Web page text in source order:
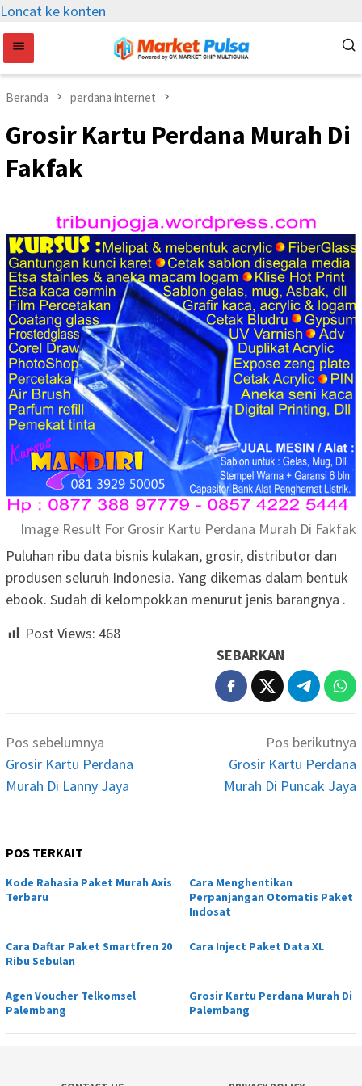
Loncat ke konten
Beranda perdana internet
Grosir Kartu Perdana Murah Di
Fakfak
Image Result For Grosir Kartu Perdana Murah Di Fakfak
Puluhan ribu data bisnis kulakan, grosir, distributor dan
produsen seluruh Indonesia. Yang dikemas dalam bentuk
ebook. Sudah di kelompokkan menurut jenis barangnya .
Post Views: 468
SEBARKAN
Navigasi
pos
Pos sebelumnya
Grosir Kartu Perdana
Murah Di Lanny Jaya
Pos berikutnya
Grosir Kartu Perdana
Murah Di Puncak Jaya
POS TERKAIT
Kode Rahasia Paket Murah Axis
Terbaru
Cara Menghentikan
Perpanjangan Otomatis Paket
Indosat
Cara Daftar Paket Smartfren 20
Ribu Sebulan
Cara Inject Paket Data XL
Agen Voucher Telkomsel
Palembang
Grosir Kartu Perdana Murah Di
Palembang